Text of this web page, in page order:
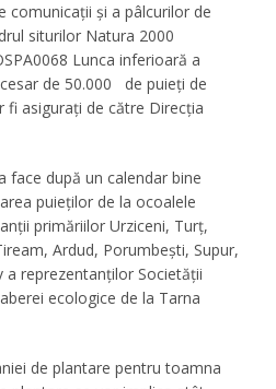
comunicații și a pâlcurilor de
siturilor Natura 2000
Lunca inferioară a
de 50.000 de puieți de
fi asigurați de către Direcția
face după un calendar bine
puieților de la ocoalele
primăriilor Urziceni, Turț,
Ardud, Porumbești, Supur,
reprezentanților Societății
ecologice de la Tarna
de plantare pentru toamna